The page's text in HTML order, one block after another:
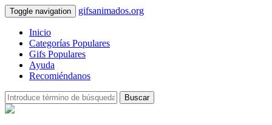
Toggle navigation gifsanimados.org
Inicio
Categorías Populares
Gifs Populares
Ayuda
Recomiéndanos
Buscar